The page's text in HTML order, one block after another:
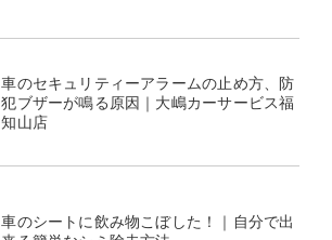
車のセキュリティーアラームの止め方、防
犯ブザーが鳴る原因｜大嶋カーサービス福
知山店
車のシートに飲み物こぼした！｜自分で出